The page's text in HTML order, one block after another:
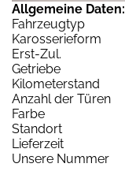
Allgemeine Daten:
Fahrzeugtyp
Karosserieform
Erst-Zul.
Getriebe
Kilometerstand
Anzahl der Türen
Farbe
Standort
Lieferzeit
Unsere Nummer